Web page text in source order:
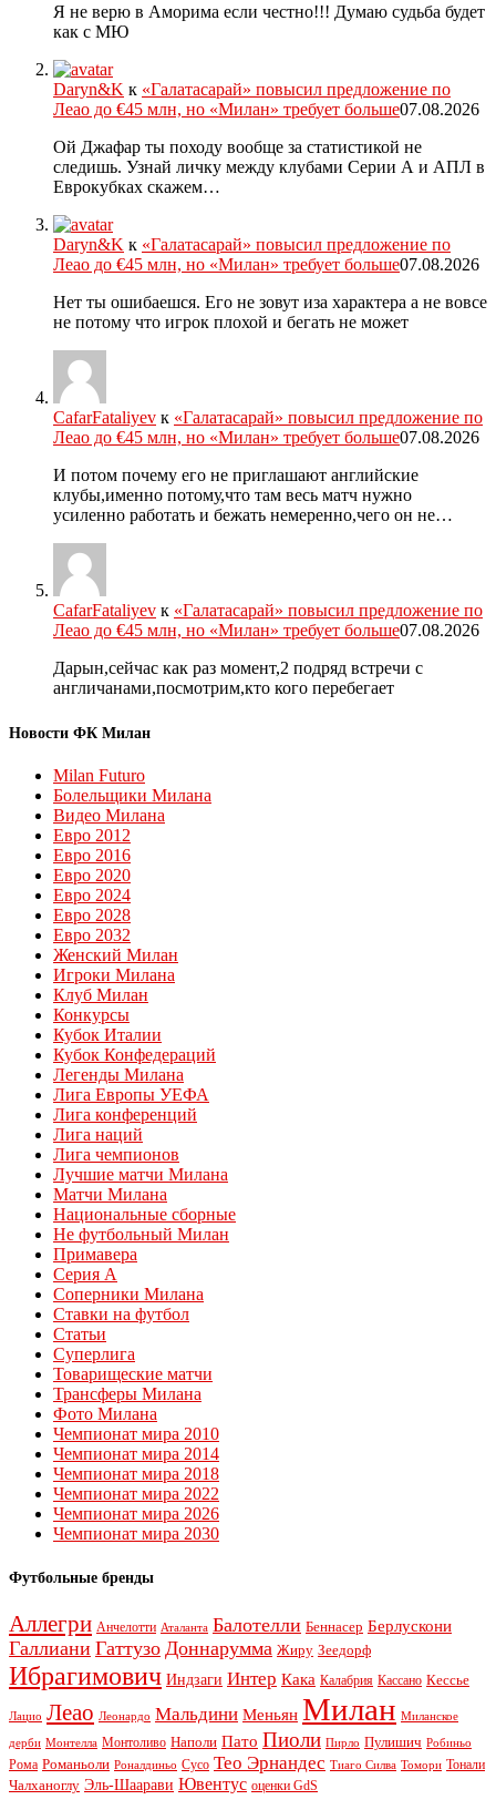
Я не верю в Аморима если честно!!! Думаю судьба будет
как с МЮ
Daryn&K к «Галатасарай» повысил предложение по
Леао до €45 млн, но «Милан» требует больше07.08.2026
Ой Джафар ты походу вообще за статистикой не
следишь. Узнай личку между клубами Серии А и АПЛ в
Еврокубках скажем…
Daryn&K к «Галатасарай» повысил предложение по
Леао до €45 млн, но «Милан» требует больше07.08.2026
Нет ты ошибаешся. Его не зовут иза характера а не вовсе
не потому что игрок плохой и бегать не может
CafarFataliyev к «Галатасарай» повысил предложение по
Леао до €45 млн, но «Милан» требует больше07.08.2026
И потом почему его не приглашают английские
клубы,именно потому,что там весь матч нужно
усиленно работать и бежать немеренно,чего он не…
CafarFataliyev к «Галатасарай» повысил предложение по
Леао до €45 млн, но «Милан» требует больше07.08.2026
Дарын,сейчас как раз момент,2 подряд встречи с
англичанами,посмотрим,кто кого перебегает
Новости ФК Милан
Milan Futuro
Болельщики Милана
Видео Милана
Евро 2012
Евро 2016
Евро 2020
Евро 2024
Евро 2028
Евро 2032
Женский Милан
Игроки Милана
Клуб Милан
Конкурсы
Кубок Италии
Кубок Конфедераций
Легенды Милана
Лига Европы УЕФА
Лига конференций
Лига наций
Лига чемпионов
Лучшие матчи Милана
Матчи Милана
Национальные сборные
Не футбольный Милан
Примавера
Серия А
Соперники Милана
Ставки на футбол
Статьи
Суперлига
Товарищеские матчи
Трансферы Милана
Фото Милана
Чемпионат мира 2010
Чемпионат мира 2014
Чемпионат мира 2018
Чемпионат мира 2022
Чемпионат мира 2026
Чемпионат мира 2030
Футбольные бренды
Аллегри Анчелотти Аталанта Балотелли Беннасер Берлускони
Галлиани Гаттузо Доннарумма Жиру Зеедорф
Ибрагимович Индзаги Интер Кака Калабрия Кассано Кессье
Лацио Леао Леонардо Мальдини Меньян Милан Миланское
дерби Монтелла Монтоливо Наполи Пато Пиоли Пирло Пулишич Робиньо
Рома Романьоли Роналдиньо Сусо Тео Эрнандес Тиаго Силва Томори Тонали
Чалханоглу Эль-Шаарави Ювентус оценки GdS